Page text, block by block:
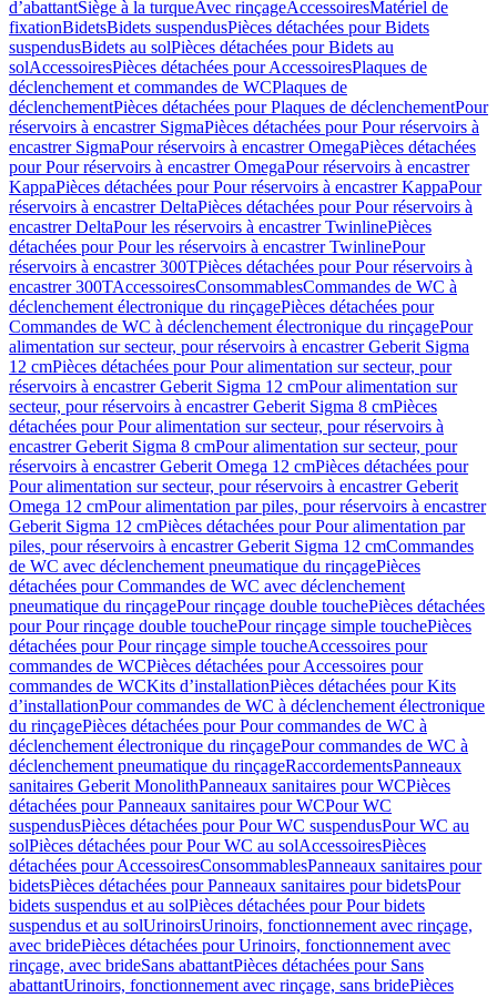
d’abattantSiège à la turqueAvec rinçageAccessoiresMatériel de
fixationBidetsBidets suspendusPièces détachées pour Bidets
suspendusBidets au solPièces détachées pour Bidets au
solAccessoiresPièces détachées pour AccessoiresPlaques de
déclenchement et commandes de WCPlaques de
déclenchementPièces détachées pour Plaques de déclenchementPour
réservoirs à encastrer SigmaPièces détachées pour Pour réservoirs à
encastrer SigmaPour réservoirs à encastrer OmegaPièces détachées
pour Pour réservoirs à encastrer OmegaPour réservoirs à encastrer
KappaPièces détachées pour Pour réservoirs à encastrer KappaPour
réservoirs à encastrer DeltaPièces détachées pour Pour réservoirs à
encastrer DeltaPour les réservoirs à encastrer TwinlinePièces
détachées pour Pour les réservoirs à encastrer TwinlinePour
réservoirs à encastrer 300TPièces détachées pour Pour réservoirs à
encastrer 300TAccessoiresConsommablesCommandes de WC à
déclenchement électronique du rinçagePièces détachées pour
Commandes de WC à déclenchement électronique du rinçagePour
alimentation sur secteur, pour réservoirs à encastrer Geberit Sigma
12 cmPièces détachées pour Pour alimentation sur secteur, pour
réservoirs à encastrer Geberit Sigma 12 cmPour alimentation sur
secteur, pour réservoirs à encastrer Geberit Sigma 8 cmPièces
détachées pour Pour alimentation sur secteur, pour réservoirs à
encastrer Geberit Sigma 8 cmPour alimentation sur secteur, pour
réservoirs à encastrer Geberit Omega 12 cmPièces détachées pour
Pour alimentation sur secteur, pour réservoirs à encastrer Geberit
Omega 12 cmPour alimentation par piles, pour réservoirs à encastrer
Geberit Sigma 12 cmPièces détachées pour Pour alimentation par
piles, pour réservoirs à encastrer Geberit Sigma 12 cmCommandes
de WC avec déclenchement pneumatique du rinçagePièces
détachées pour Commandes de WC avec déclenchement
pneumatique du rinçagePour rinçage double touchePièces détachées
pour Pour rinçage double touchePour rinçage simple touchePièces
détachées pour Pour rinçage simple toucheAccessoires pour
commandes de WCPièces détachées pour Accessoires pour
commandes de WCKits d’installationPièces détachées pour Kits
d’installationPour commandes de WC à déclenchement électronique
du rinçagePièces détachées pour Pour commandes de WC à
déclenchement électronique du rinçagePour commandes de WC à
déclenchement pneumatique du rinçageRaccordementsPanneaux
sanitaires Geberit MonolithPanneaux sanitaires pour WCPièces
détachées pour Panneaux sanitaires pour WCPour WC
suspendusPièces détachées pour Pour WC suspendusPour WC au
solPièces détachées pour Pour WC au solAccessoiresPièces
détachées pour AccessoiresConsommablesPanneaux sanitaires pour
bidetsPièces détachées pour Panneaux sanitaires pour bidetsPour
bidets suspendus et au solPièces détachées pour Pour bidets
suspendus et au solUrinoirsUrinoirs, fonctionnement avec rinçage,
avec bridePièces détachées pour Urinoirs, fonctionnement avec
rinçage, avec brideSans abattantPièces détachées pour Sans
abattantUrinoirs, fonctionnement avec rinçage, sans bridePièces